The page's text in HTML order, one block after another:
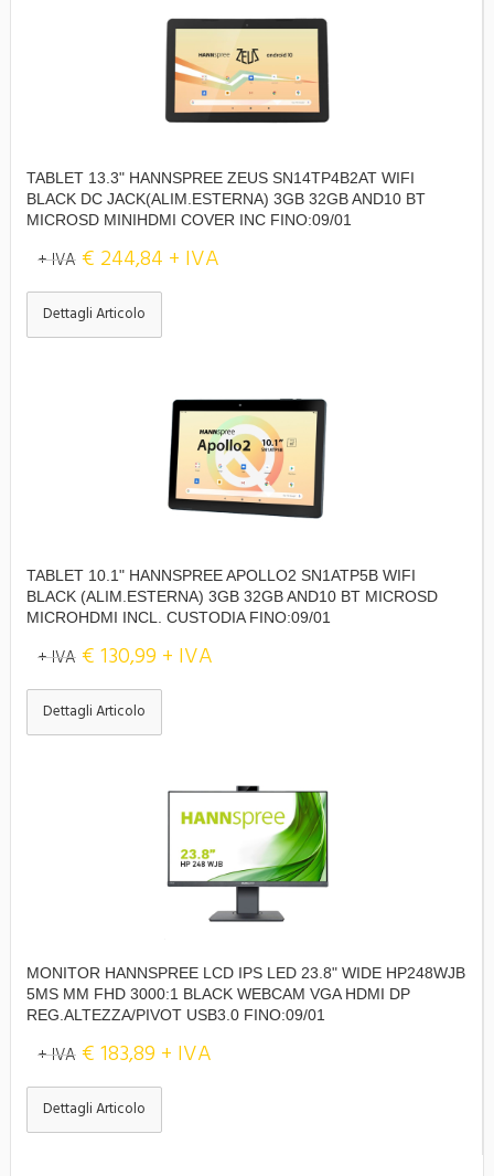
TABLET 13.3" HANNSPREE ZEUS SN14TP4B2AT WIFI
BLACK DC JACK(ALIM.ESTERNA) 3GB 32GB AND10 BT
MICROSD MINIHDMI COVER INC FINO:09/01
+ IVA € 244,84 + IVA
Dettagli Articolo
TABLET 10.1" HANNSPREE APOLLO2 SN1ATP5B WIFI
BLACK (ALIM.ESTERNA) 3GB 32GB AND10 BT MICROSD
MICROHDMI INCL. CUSTODIA FINO:09/01
+ IVA € 130,99 + IVA
Dettagli Articolo
MONITOR HANNSPREE LCD IPS LED 23.8" WIDE HP248WJB
5MS MM FHD 3000:1 BLACK WEBCAM VGA HDMI DP
REG.ALTEZZA/PIVOT USB3.0 FINO:09/01
+ IVA € 183,89 + IVA
Dettagli Articolo